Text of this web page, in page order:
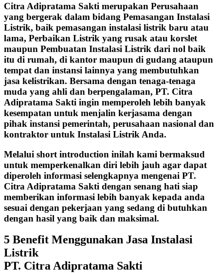
Citra Adipratama Sakti merupakan Perusahaan
yang bergerak dalam bidang Pemasangan Instalasi
Listrik, baik pemasangan instalasi listrik baru atau
lama, Perbaikan Listrik yang rusak atau korslet
maupun Pembuatan Instalasi Listrik dari nol baik
itu di rumah, di kantor maupun di gudang ataupun
tempat dan instansi lainnya yang membutuhkan
jasa kelistrikan. Bersama dengan tenaga-tenaga
muda yang ahli dan berpengalaman, PT. Citra
Adipratama Sakti ingin memperoleh lebih banyak
kesempatan untuk menjalin kerjasama dengan
pihak instansi pemerintah, perusahaan nasional dan
kontraktor untuk Instalasi Listrik Anda.
Melalui short introduction inilah kami bermaksud
untuk memperkenalkan diri lebih jauh agar dapat
diperoleh informasi selengkapnya mengenai PT.
Citra Adipratama Sakti dengan senang hati siap
memberikan informasi lebih banyak kepada anda
sesuai dengan pekerjaan yang sedang di butuhkan
dengan hasil yang baik dan maksimal.
5 Benefit Menggunakan Jasa Instalasi
Listrik
PT. Citra Adipratama Sakti